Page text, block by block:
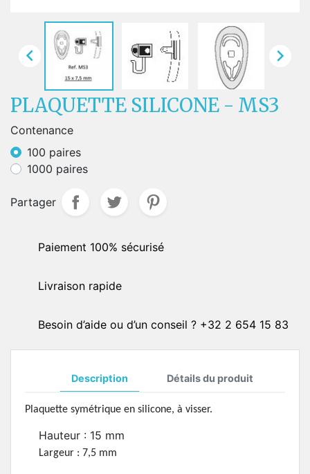
 
PLAQUETTE SILICONE - MS3
Contenance
100 paires
1000 paires
Partager
Paiement 100% sécurisé
Livraison rapide
Besoin d’aide ou d’un conseil ? +32 2 654 15 83
Description Détails du produit
Plaquette symétrique en silicone, à visser.
Hauteur : 15 mm
Largeur : 7,5 mm